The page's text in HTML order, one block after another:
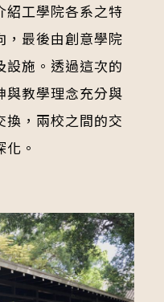
紹工學院各系之特
，最後由創意學院
設施。透過這次的
與教學理念充分與
換，兩校之間的交
。